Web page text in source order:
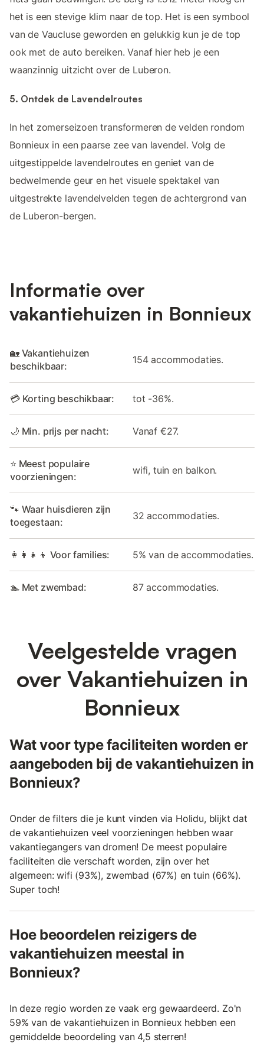
het is een stevige klim naar de top. Het is een symbool
van de Vaucluse geworden en gelukkig kun je de top
ook met de auto bereiken. Vanaf hier heb je een
waanzinnig uitzicht over de Luberon.
5. Ontdek de Lavendelroutes
In het zomerseizoen transformeren de velden rondom
Bonnieux in een paarse zee van lavendel. Volg de
uitgestippelde lavendelroutes en geniet van de
bedwelmende geur en het visuele spektakel van
uitgestrekte lavendelvelden tegen de achtergrond van
de Luberon-bergen.
Informatie over
vakantiehuizen in Bonnieux
🏡 Vakantiehuizen
beschikbaar:
154 accommodaties.
💳 Korting beschikbaar: tot -36%.
🌙 Min. prijs per nacht: Vanaf €27.
⭐ Meest populaire
voorzieningen:
wifi, tuin en balkon.
🐾 Waar huisdieren zijn
toegestaan:
32 accommodaties.
👩‍👩‍👧‍👦 Voor families: 5% van de accommodaties.
🏊 Met zwembad: 87 accommodaties.
Veelgestelde vragen
over Vakantiehuizen in
Bonnieux
Wat voor type faciliteiten worden er
aangeboden bij de vakantiehuizen in
Bonnieux?
Onder de filters die je kunt vinden via Holidu, blijkt dat
de vakantiehuizen veel voorzieningen hebben waar
vakantiegangers van dromen! De meest populaire
faciliteiten die verschaft worden, zijn over het
algemeen: wifi (93%), zwembad (67%) en tuin (66%).
Super toch!
Hoe beoordelen reizigers de
vakantiehuizen meestal in
Bonnieux?
In deze regio worden ze vaak erg gewaardeerd. Zo'n
59% van de vakantiehuizen in Bonnieux hebben een
gemiddelde beoordeling van 4,5 sterren!